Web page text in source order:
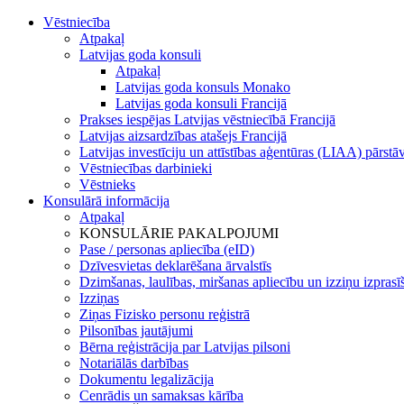
Vēstniecība
Atpakaļ
Latvijas goda konsuli
Atpakaļ
Latvijas goda konsuls Monako
Latvijas goda konsuli Francijā
Prakses iespējas Latvijas vēstniecībā Francijā
Latvijas aizsardzības atašejs Francijā
Latvijas investīciju un attīstības aģentūras (LIAA)
Vēstniecības darbinieki
Vēstnieks
Konsulārā informācija
Atpakaļ
KONSULĀRIE PAKALPOJUMI
Pase / personas apliecība (eID)
Dzīvesvietas deklarēšana ārvalstīs
Dzimšanas, laulības, miršanas apliecību un izziņu
Izziņas
Ziņas Fizisko personu reģistrā
Pilsonības jautājumi
Bērna reģistrācija par Latvijas pilsoni
Notariālās darbības
Dokumentu legalizācija
Cenrādis un samaksas kārība